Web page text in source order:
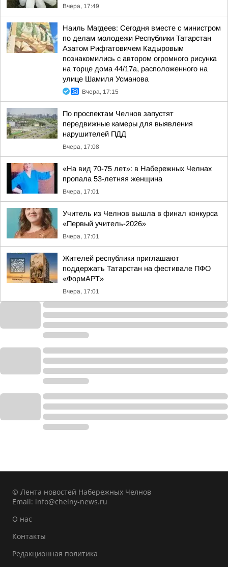
Вчера, 17:49
Наиль Магдеев: Сегодня вместе с министром
по делам молодежи Республики Татарстан
Азатом Рифгатовичем Кадыровым
познакомились с автором огромного рисунка
на торце дома 44/17а, расположенного на
улице Шамиля Усманова
Вчера, 17:15
По проспектам Челнов запустят
передвижные камеры для выявления
нарушителей ПДД
Вчера, 17:08
«На вид 70-75 лет»: в Набережных Челнах
пропала 53-летняя женщина
Вчера, 17:01
Учитель из Челнов вышла в финал конкурса
«Первый учитель-2026»
Вчера, 17:01
Жителей республики приглашают
поддержать Татарстан на фестивале ПФО
«ФормАРТ»
Вчера, 17:01
© Лента новостей Набережных Челнов
Email: info@chelny-news.ru
О нас
Контакты
Редакционная политика